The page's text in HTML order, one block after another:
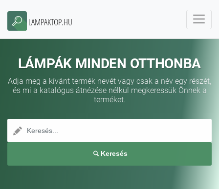
LAMPAKTOP.HU
LÁMPÁK MINDEN OTTHONBA
Adja meg a kívánt termék nevét vagy csak a név egy részét,
és mi a katalógus átnézése nélkül megkeressük Önnek a
terméket.
Keresés